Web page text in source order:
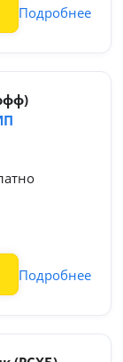
Подробнее
Подробнее